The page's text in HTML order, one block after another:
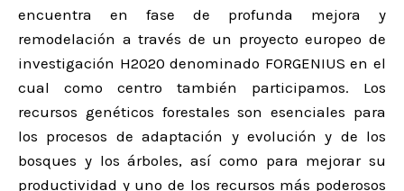
encuentra en fase de profunda mejora y
remodelación a través de un proyecto europeo de
investigación H2020 denominado FORGENIUS en el
cual como centro también participamos. Los
recursos genéticos forestales son esenciales para
los procesos de adaptación y evolución y de los
bosques y los árboles, así como para mejorar su
productividad y uno de los recursos más poderosos